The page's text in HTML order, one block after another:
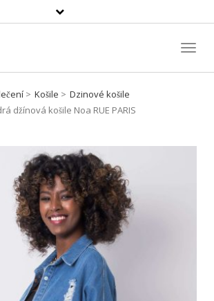
Vyhledávání
Košile
Dzinové košile
džínová košile Noa RUE PARIS